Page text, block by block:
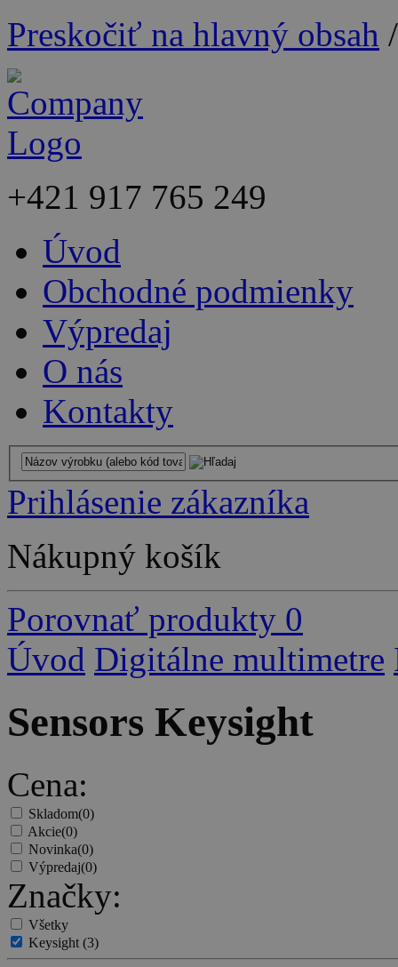
Preskočiť na hlavný obsah
+421 917 765 249
Úvod
Obchodné podmienky
Výpredaj
O nás
Kontakty
Prihlásenie zákazníka
Nákupný košík
Porovnať produkty 0
Úvod Digitálne multimetre
Sensors Keysight
Cena:
Skladom(0)
Akcie(0)
Novinka(0)
Výpredaj(0)
Značky:
Všetky
Keysight(3)